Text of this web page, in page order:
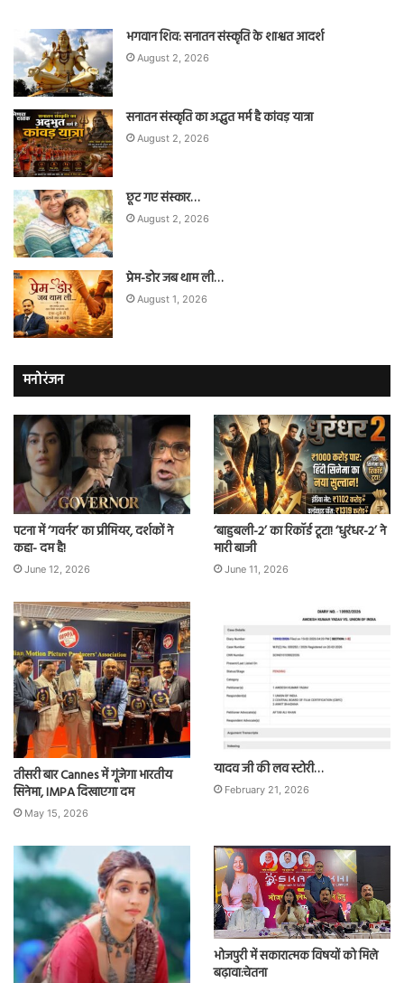
भगवान शिव: सनातन संस्कृति के शाश्वत आदर्श
August 2, 2026
सनातन संस्कृति का अद्भुत मर्म है कांवड़ यात्रा
August 2, 2026
छूट गए संस्कार…
August 2, 2026
प्रेम-डोर जब थाम ली…
August 1, 2026
मनोरंजन
पटना में ‘गवर्नर’ का प्रीमियर, दर्शकों ने
कहा- दम है!
June 12, 2026
‘बाहुबली-2’ का रिकॉर्ड टूटा! ‘धुरंधर-2’ ने
मारी बाजी
June 11, 2026
तीसरी बार Cannes में गूंजेगा भारतीय
सिनेमा, IMPA दिखाएगा दम
May 15, 2026
यादव जी की लव स्टोरी…
February 21, 2026
भोजपुरी में सकारात्मक विषयों को मिले
बढ़ावा:चेतना